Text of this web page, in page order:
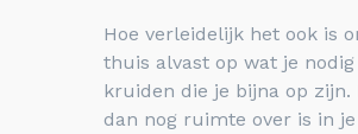
Hoe verleidelijk het ook is
thuis alvast op wat je
kruiden die je bijna op
dan nog ruimte over is in